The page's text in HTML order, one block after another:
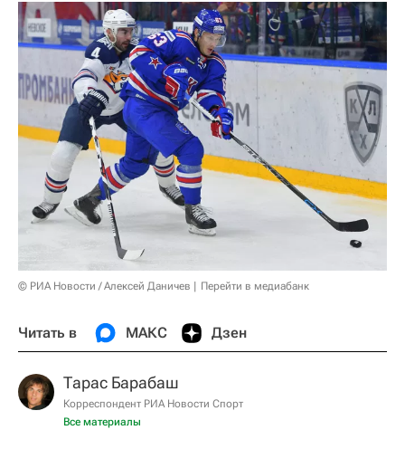
© РИА Новости / Алексей Даничев Перейти в медиабанк
Читать в МАКС Дзен
Тарас Барабаш
Корреспондент РИА Новости Спорт
Все материалы